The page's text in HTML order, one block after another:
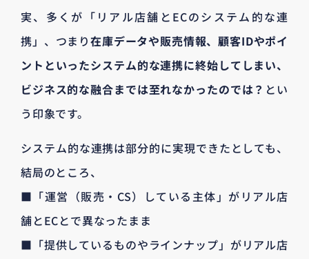
実、多くが「リアル店舗とECのシステム的な連
携」、つまり在庫データや販売情報、顧客IDやポイ
ントといったシステム的な連携に終始してしまい、
ビジネス的な融合までは至れなかったのでは？ とい
う印象です。
システム的な連携は部分的に実現できたとしても、
結局のところ、
■「運営（販売・CS）している主体」がリアル店
舗とECとで異なったまま
■「提供しているものやラインナップ」がリアル店